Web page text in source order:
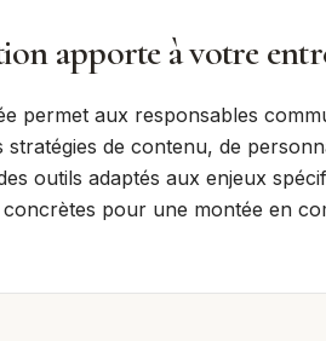
apporte à votre
permet aux responsables
stratégies de contenu, de
outils adaptés aux enjeux
pour une montée en